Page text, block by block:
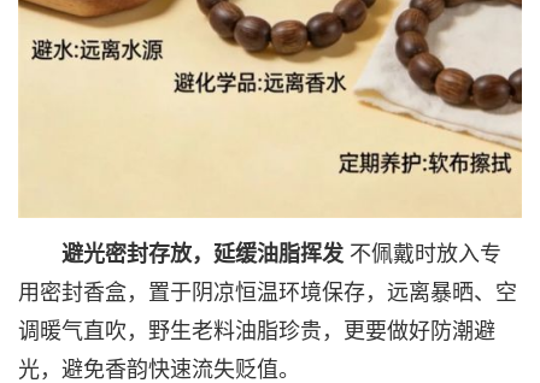
避光密封存放，延缓油脂挥发 不佩戴时放入专
用密封香盒，置于阴凉恒温环境保存，远离暴晒、空
调暖气直吹，野生老料油脂珍贵，更要做好防潮避
光，避免香韵快速流失贬值。